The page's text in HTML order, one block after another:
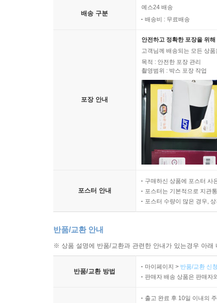
배송 구분
예스24 배송
배송비 : 무료배송
포장 안내
안전하고 정확한 포장을 위
고객님께 배송되는 모든 상
목적 : 안전한 포장 관리
촬영범위 : 박스 포장 작업
포스터 안내
구매하신 상품에 포스터 사
포스터는 기본적으로 지관
포스터 수량이 많은 경우,
반품/교환 안내
※ 상품 설명에 반품/교환과 관련한 안내가 있는경우 아
반품/교환 방법
마이페이지 > 반품/교환 신
판매자 배송 상품은 판매자
출고 완료 후 10일 이내의